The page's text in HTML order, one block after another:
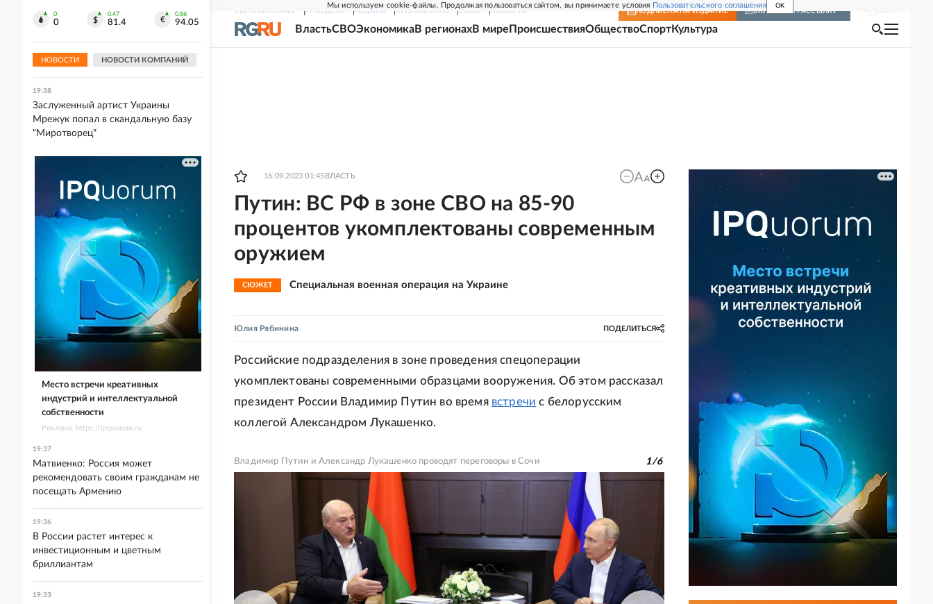
Мы используем cookie-файлы. Продолжая пользоваться сайтом, вы принимаете условия Пользовательского соглашения OK
СВЕЖИЙ НОМЕР РГ-НЕДЕЛЯ РОДИНА ПРИЛОЖЕНИЯ СОЮЗ НОВОСТИ ПОДПИСКА НА ИЗДАНИЕ ВКЛЮЧИТЬ РАССЫЛКУ
ВластьСВОЭкономикаВ регионахВ мире ПроисшествияОбществоСпортКультура
16.09.2023 01:45 ВЛАСТЬ
Путин: ВС РФ в зоне СВО на 85-90
процентов укомплектованы современным
оружием
СЮЖЕТ Специальная военная операция на Украине
Юлия Рябинина ПОДЕЛИТЬСЯ
Российские подразделения в зоне проведения спецоперации
укомплектованы современными образцами вооружения. Об этом рассказал
президент России Владимир Путин во время встречи с белорусским
коллегой Александром Лукашенко.
Владимир Путин и Александр Лукашенко проводят переговоры в Сочи 1/6
0
0
0.47
81.4
0.86
94.05
НОВОСТИ НОВОСТИ КОМПАНИЙ
домашним адресам продавцов
19:38
Заслуженный артист Украины
Мрежук попал в скандальную базу
"Миротворец"
Место встречи креативных
индустрий и интеллектуальной
собственности
Реклама. https://ipquorum.ru
19:37
Матвиенко: Россия может
рекомендовать своим гражданам не
посещать Армению
19:36
В России растет интерес к
инвестиционным и цветным
бриллиантам
19:33